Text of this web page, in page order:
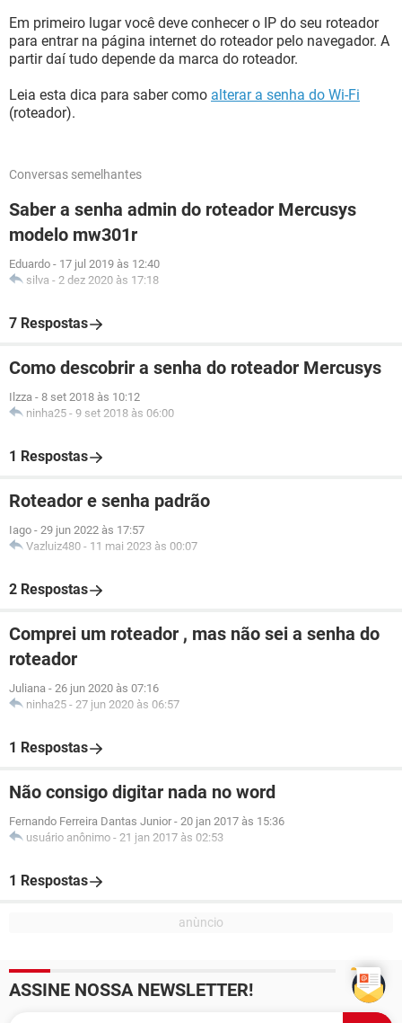
Em primeiro lugar você deve conhecer o IP do seu roteador
para entrar na página internet do roteador pelo navegador. A
partir daí tudo depende da marca do roteador.
Leia esta dica para saber como alterar a senha do Wi-Fi
(roteador).
Conversas semelhantes
Saber a senha admin do roteador Mercusys
modelo mw301r
Eduardo - 17 jul 2019 às 12:40
silva - 2 dez 2020 às 17:18
7 Respostas
Como descobrir a senha do roteador Mercusys
Ilzza - 8 set 2018 às 10:12
ninha25 - 9 set 2018 às 06:00
1 Respostas
Roteador e senha padrão
Iago - 29 jun 2022 às 17:57
Vazluiz480 - 11 mai 2023 às 00:07
2 Respostas
Comprei um roteador , mas não sei a senha do
roteador
Juliana - 26 jun 2020 às 07:16
ninha25 - 27 jun 2020 às 06:57
1 Respostas
Não consigo digitar nada no word
Fernando Ferreira Dantas Junior - 20 jan 2017 às 15:36
usuário anônimo - 21 jan 2017 às 02:53
1 Respostas
ASSINE NOSSA NEWSLETTER!